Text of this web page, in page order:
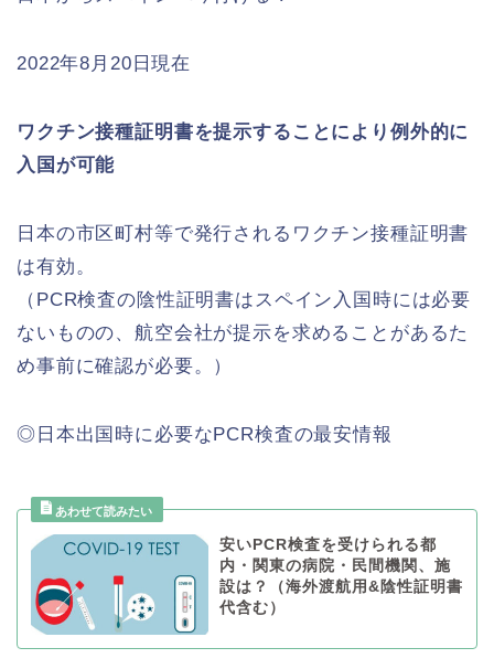
2022年8月20日現在
ワクチン接種証明書を提示することにより例外的に
入国が可能
日本の市区町村等で発行されるワクチン接種証明書
は有効。
（PCR検査の陰性証明書はスペイン入国時には必要
ないものの、航空会社が提示を求めることがあるた
め事前に確認が必要。）
◎日本出国時に必要なPCR検査の最安情報
安いPCR検査を受けられる都
内・関東の病院・民間機関、施
設は？（海外渡航用&陰性証明書
代含む）